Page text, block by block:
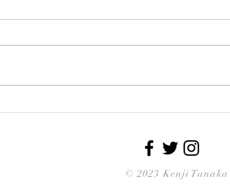
【今日の作品】vol.83
© 2023 Kenji Tanaka